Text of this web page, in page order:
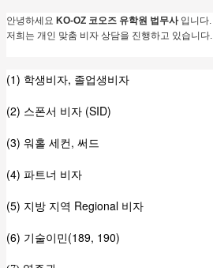
안녕하세요 KO-OZ 코오즈 유학원 법무사 입니다.
저희는 개인 맞춤 비자 상담을 진행하고 있습니다.
(1) 학생비자, 졸업생비자
(2) 스폰서 비자 (SID)
(3) 워홀 세컨, 써드
(4) 파트너 비자
(5) 지방 지역 Regional 비자
(6) 기술이민(189, 190)